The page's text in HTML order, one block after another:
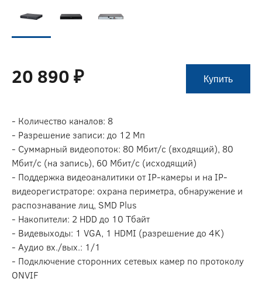
20 890 ₽ Купить
- Количество каналов: 8
- Разрешение записи: до 12 Мп
- Суммарный видеопоток: 80 Мбит/с (входящий), 80
Мбит/с (на запись), 60 Мбит/с (исходящий)
- Поддержка видеоаналитики от IP-камеры и на IP-
видеорегистраторе: охрана периметра, обнаружение и
распознавание лиц, SMD Plus
- Накопители: 2 HDD до 10 Тбайт
- Видевыходы: 1 VGA, 1 HDMI (разрешение до 4K)
- Аудио вх./вых.: 1/1
- Подключение сторонних сетевых камер по протоколу
ONVIF